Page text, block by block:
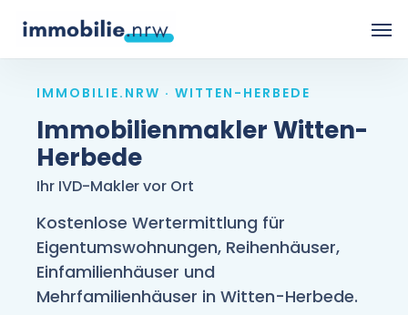
contentIMMOBILIE.NRW · WITTEN-HERBEDE
Immobilienmakler Witten-
Herbede
Ihr IVD-Makler vor Ort
Kostenlose Wertermittlung für
Eigentumswohnungen, Reihenhäuser,
Einfamilienhäuser und
Mehrfamilienhäuser in Witten-Herbede.